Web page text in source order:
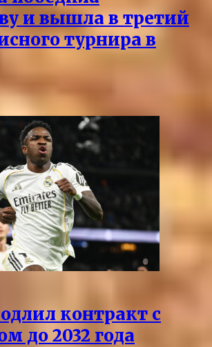
и вышла в третий
турнира в
контракт с
до 2032 года